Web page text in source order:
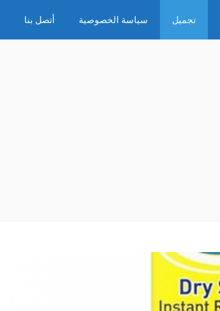
تجميل سياسة الخصوصية أتصل بنا